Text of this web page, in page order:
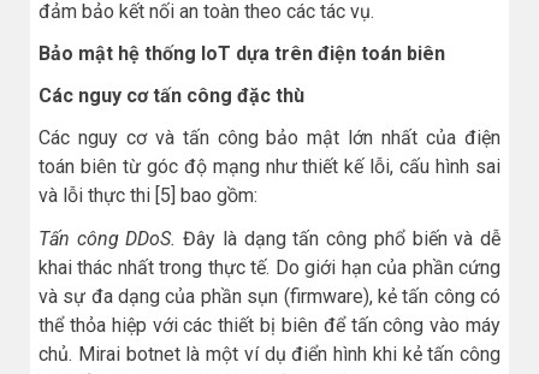
đảm bảo kết nối an toàn theo các tác vụ.
Bảo mật hệ thống IoT dựa trên điện toán biên
Các nguy cơ tấn công đặc thù
Các nguy cơ và tấn công bảo mật lớn nhất của điện
toán biên từ góc độ mạng như thiết kế lỗi, cấu hình sai
và lỗi thực thi [5] bao gồm:
Tấn công DDoS.Đây là dạng tấn công phổ biến và dễ
khai thác nhất trong thực tế. Do giới hạn của phần cứng
và sự đa dạng của phần sụn (firmware), kẻ tấn công có
thể thỏa hiệp với các thiết bị biên để tấn công vào máy
chủ. Mirai botnet là một ví dụ điển hình khi kẻ tấn công